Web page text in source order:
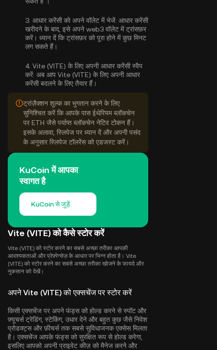
3. आधार करेंसी को अपने वॉलेट में भेजें: आधार करेंसी
खरीदने के बाद, इसे अपने web3 वॉलेट में ट्रांसफ़र
करें। ध्यान दें कि ट्रांसफ़र को पूरा होने में कुछ मिनट
लग सकते हैं।
4. Vite (VITE) के लिए अपनी आधार करेंसी स्वैप
करें: अब आप Vite (VITE) के लिए अपनी आधार
करेंसी बदलने के लिए तैयार हैं।
ट्रांज़ैक्शन शुल्क का भुगतान करने के लिए
सुनिश्चित करें कि आपके पास ईथेरियम ब्लॉकचेन
पर ETH जैसे पर्याप्त ब्लॉकचेन नेटिव टोकन हैं।
इसके अलावा, स्लिपेज पर ध्यान दें और अपनी पसंद
के अनुसार स्लिपेज टॉलरेंस को एडजस्ट करें।
KuCoin में आपका
स्वागत है
KuCoin से जुड़ें
Vite (VITE) को कैसे स्टोर करें
Vite (VITE) को स्टोर करने का सबसे अच्छा तरीका आपकी
आवश्यकताओं और प्रेफ़्रेन्सेज़ के आधार पर भिन्न होता है। Vite
(VITE) को स्टोर करने का सबसे अच्छा तरीका खोजने के फायदे और
नुकसान को देखें।
अपने Vite (VITE) को एक्सचेंज पर स्टोर करें
किसी एक्सचेंज पर अपने फंड्स को होल्ड करने से स्पॉट और
फ़्यूचर्स ट्रेडिंग, स्टेकिंग, उधार देने और बहुत कुछ जैसे निवेश
प्रोडक्ट्स और फ़ीचर्स तक सबसे सुविधाजनक एक्सेस मिलता
है। एक्सचेंज आपके फंड्स को सुरक्षित रूप से होल्ड करेगा,
इसलिए आपको अपनी प्राइवेट कीज़ को मैनेज करने और